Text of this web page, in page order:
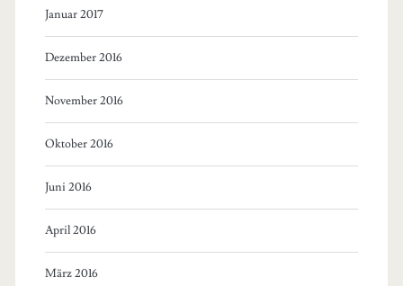
Januar 2017
Dezember 2016
November 2016
Oktober 2016
Juni 2016
April 2016
März 2016